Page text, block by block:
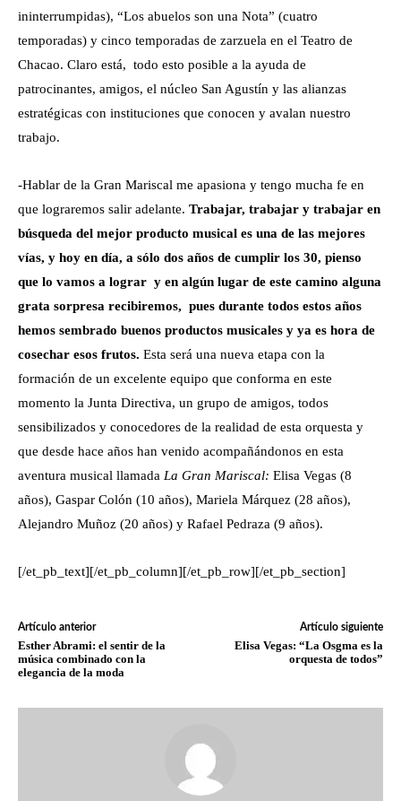
ininterrumpidas), “Los abuelos son una Nota” (cuatro
temporadas) y cinco temporadas de zarzuela en el Teatro de
Chacao. Claro está, todo esto posible a la ayuda de
patrocinantes, amigos, el núcleo San Agustín y las alianzas
estratégicas con instituciones que conocen y avalan nuestro
trabajo.
-Hablar de la Gran Mariscal me apasiona y tengo mucha fe en
que lograremos salir adelante. Trabajar, trabajar y trabajar en
búsqueda del mejor producto musical es una de las mejores
vías, y hoy en día, a sólo dos años de cumplir los 30, pienso
que lo vamos a lograr y en algún lugar de este camino alguna
grata sorpresa recibiremos, pues durante todos estos años
hemos sembrado buenos productos musicales y ya es hora de
cosechar esos frutos. Esta será una nueva etapa con la
formación de un excelente equipo que conforma en este
momento la Junta Directiva, un grupo de amigos, todos
sensibilizados y conocedores de la realidad de esta orquesta y
que desde hace años han venido acompañándonos en esta
aventura musical llamada La Gran Mariscal: Elisa Vegas (8
años), Gaspar Colón (10 años), Mariela Márquez (28 años),
Alejandro Muñoz (20 años) y Rafael Pedraza (9 años).
[/et_pb_text][/et_pb_column][/et_pb_row][/et_pb_section]
Artículo anterior
Esther Abrami: el sentir de la
música combinado con la
elegancia de la moda
Artículo siguiente
Elisa Vegas: “La Osgma es la
orquesta de todos”